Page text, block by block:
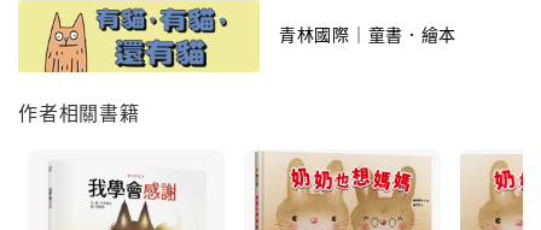
謝！
青林國際｜童書．繪本
作者相關書籍